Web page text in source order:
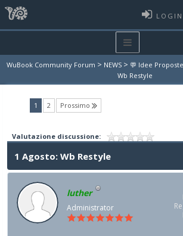
LOGIN
WuBook Community Forum > NEWS > 💬 Idee
Wb Restyle
1 (current)
2 Prossimo
Valutazione discussione:
1 Agosto: Wb Restyle
luther
Administrator